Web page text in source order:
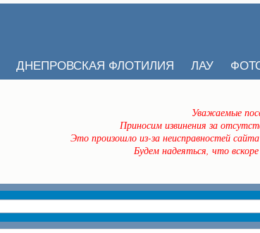
ДНЕПРОВСКАЯ ФЛОТИЛИЯ ЛАУ
Уважаемые
Приносим извинения за
Это произошло из-за неисправностей
Будем надеяться, что